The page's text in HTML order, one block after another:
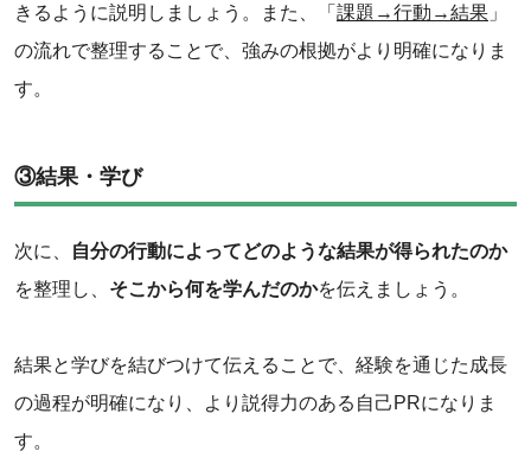
きるように説明しましょう。また、「 課題→行動→結果 」
の流れで整理することで、強みの根拠がより明確になりま
す。
③結果・学び
次に、
自分の行動によってどのような結果が得られたのか
を整理し、 そこから何を学んだのかを伝えましょう。
結果と学びを結びつけて伝えることで、経験を通じた成長
の過程が明確になり、より説得力のある自己PRになりま
す。